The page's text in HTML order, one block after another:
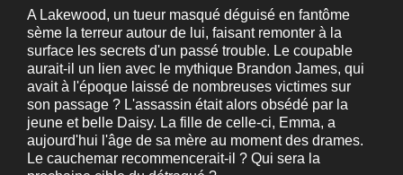
A Lakewood, un tueur masqué déguisé en fantôme
sème la terreur autour de lui, faisant remonter à la
surface les secrets d'un passé trouble. Le coupable
aurait-il un lien avec le mythique Brandon James, qui
avait à l'époque laissé de nombreuses victimes sur
son passage ? L'assassin était alors obsédé par la
jeune et belle Daisy. La fille de celle-ci, Emma, a
aujourd'hui l'âge de sa mère au moment des drames.
Le cauchemar recommencerait-il ? Qui sera la